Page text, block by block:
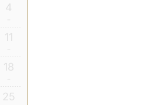
4
11
18
25